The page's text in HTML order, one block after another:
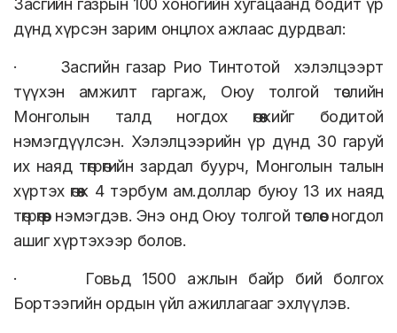
Засгийн газрын 100 хоногийн хугацаанд бодит үр
дүнд хүрсэн зарим онцлох ажлаас дурдвал:
· Засгийн газар Рио Тинтотой хэлэлцээрт
түүхэн амжилт гаргаж, Оюу толгой төслийн
Монголын талд ногдох өгөөжийг бодитой
нэмэгдүүлсэн. Хэлэлцээрийн үр дүнд 30 гаруй
их наяд төгрөгийн зардал буурч, Монголын талын
хүртэх өгөөж 4 тэрбум ам.доллар буюу 13 их наяд
төгрөгөөр нэмэгдэв. Энэ онд Оюу толгой төслөөс ногдол
ашиг хүртэхээр болов.
· Говьд 1500 ажлын байр бий болгох
Бортээгийн ордын үйл ажиллагааг эхлүүлэв.